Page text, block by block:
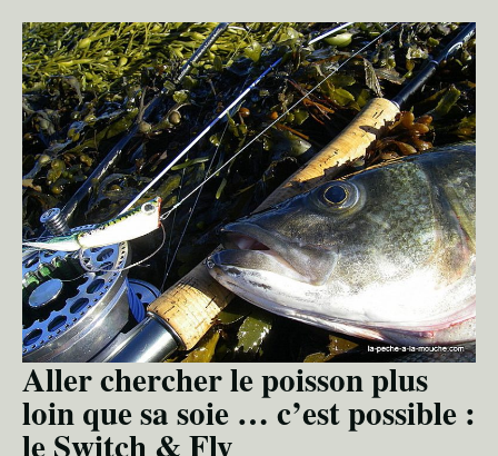
Aller chercher le poisson plus
loin que sa soie … c’est possible :
le Switch & Fly